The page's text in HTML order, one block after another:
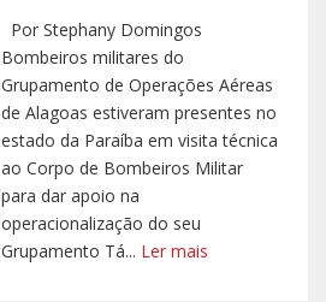
Por Stephany Domingos
Bombeiros militares do
Grupamento de Operações Aéreas
de Alagoas estiveram presentes no
estado da Paraíba em visita técnica
ao Corpo de Bombeiros Militar
para dar apoio na
operacionalização do seu
Grupamento Tá... Ler mais